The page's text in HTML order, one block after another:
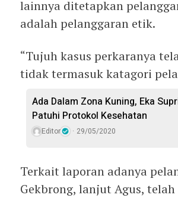
lainnya ditetapkan
adalah pelanggaran etik.
“Tujuh kasus perkaranya
tidak termasuk katagori
Ada Dalam Zona Kuning, Eka
Patuhi Protokol Kesehatan
Editor 29/05/2020
Terkait laporan adanya
Gekbrong, lanjut Agus,